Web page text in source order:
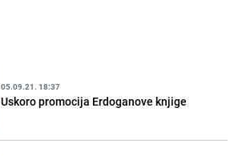
05.09.21. 18:37
Uskoro promocija Erdoganove knjige